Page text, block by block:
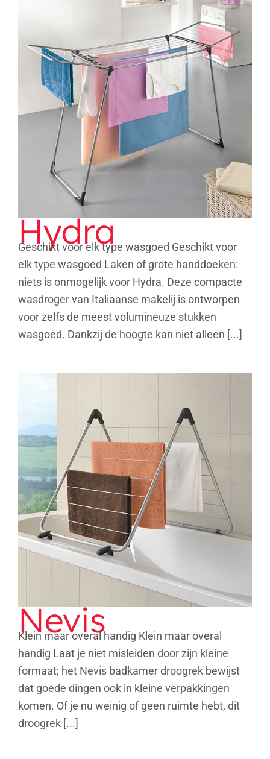
Hydra
Hydra
Geschikt voor elk type wasgoed Geschikt voor
elk type wasgoed Laken of grote handdoeken:
niets is onmogelijk voor Hydra. Deze compacte
wasdroger van Italiaanse makelij is ontworpen
voor zelfs de meest volumineuze stukken
wasgoed. Dankzij de hoogte kan niet alleen [...]
Nevis
Nevis
Klein maar overal handig Klein maar overal
handig Laat je niet misleiden door zijn kleine
formaat; het Nevis badkamer droogrek bewijst
dat goede dingen ook in kleine verpakkingen
komen. Of je nu weinig of geen ruimte hebt, dit
droogrek [...]